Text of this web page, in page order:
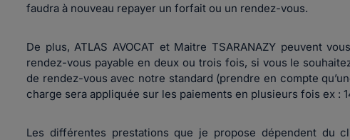
faudra à nouveau repayer un forfait ou un rendez-vous.
De plus, ATLAS AVOCAT et Maitre TSARANAZY peuvent
rendez-vous payable en deux ou trois fois, si vous le
de rendez-vous avec notre standard (prendre en compte
charge sera appliquée sur les paiements en plusieurs fois ex :
Les différentes prestations que je propose dépendent du